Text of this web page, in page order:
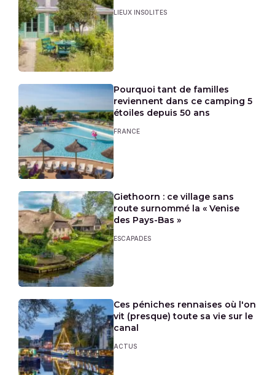
LIEUX INSOLITES
Pourquoi tant de familles
reviennent dans ce camping 5
étoiles depuis 50 ans
FRANCE
Giethoorn : ce village sans
route surnommé la « Venise
des Pays-Bas »
ESCAPADES
Ces péniches rennaises où l'on
vit (presque) toute sa vie sur le
canal
ACTUS